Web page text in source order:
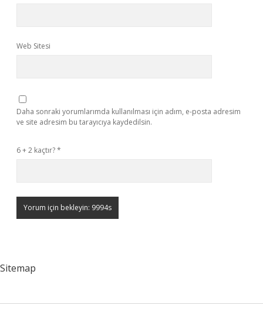
Web Sitesi
Daha sonraki yorumlarımda kullanılması için adım, e-posta adresim
ve site adresim bu tarayıcıya kaydedilsin.
6 + 2 kaçtır?*
Sitemap